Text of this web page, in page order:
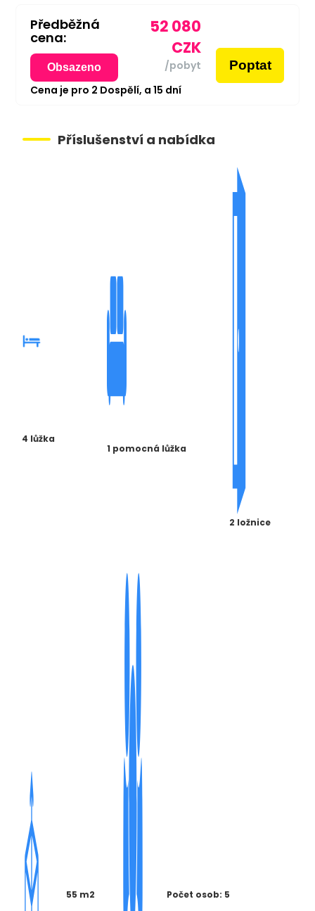
Předběžná
cena:
Obsazeno
52 080
CZK
/pobyt Poptat
Cena je pro 2 Dospělí, a 15 dní
Příslušenství a nabídka
4 lůžka
1 pomocná lůžka
2 ložnice
55 m2 Počet osob: 5